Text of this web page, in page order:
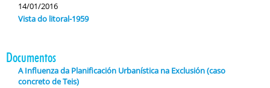
14/01/2016
Vista do litoral-1959
Documentos
A Influenza da Planificación Urbanística na Exclusión (caso
concreto de Teis)